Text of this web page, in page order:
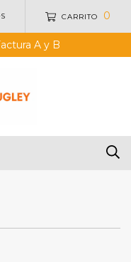
CARRITO 0
A y B